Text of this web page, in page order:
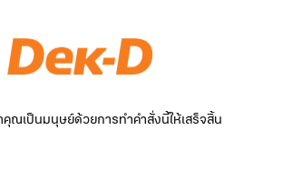
ณเป็นมนุษย์ด้วยการทำคำสั่งนี้ให้เสร็จสิ้น